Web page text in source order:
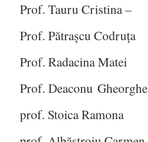
Prof. Tauru Cristina –
Prof. Pătrașcu Codruța
Prof. Radacina Matei
Prof. Deaconu Gheorghe
prof. Stoica Ramona